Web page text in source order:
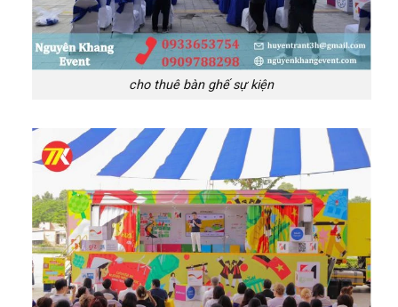
cho thuê bàn ghế sự kiện